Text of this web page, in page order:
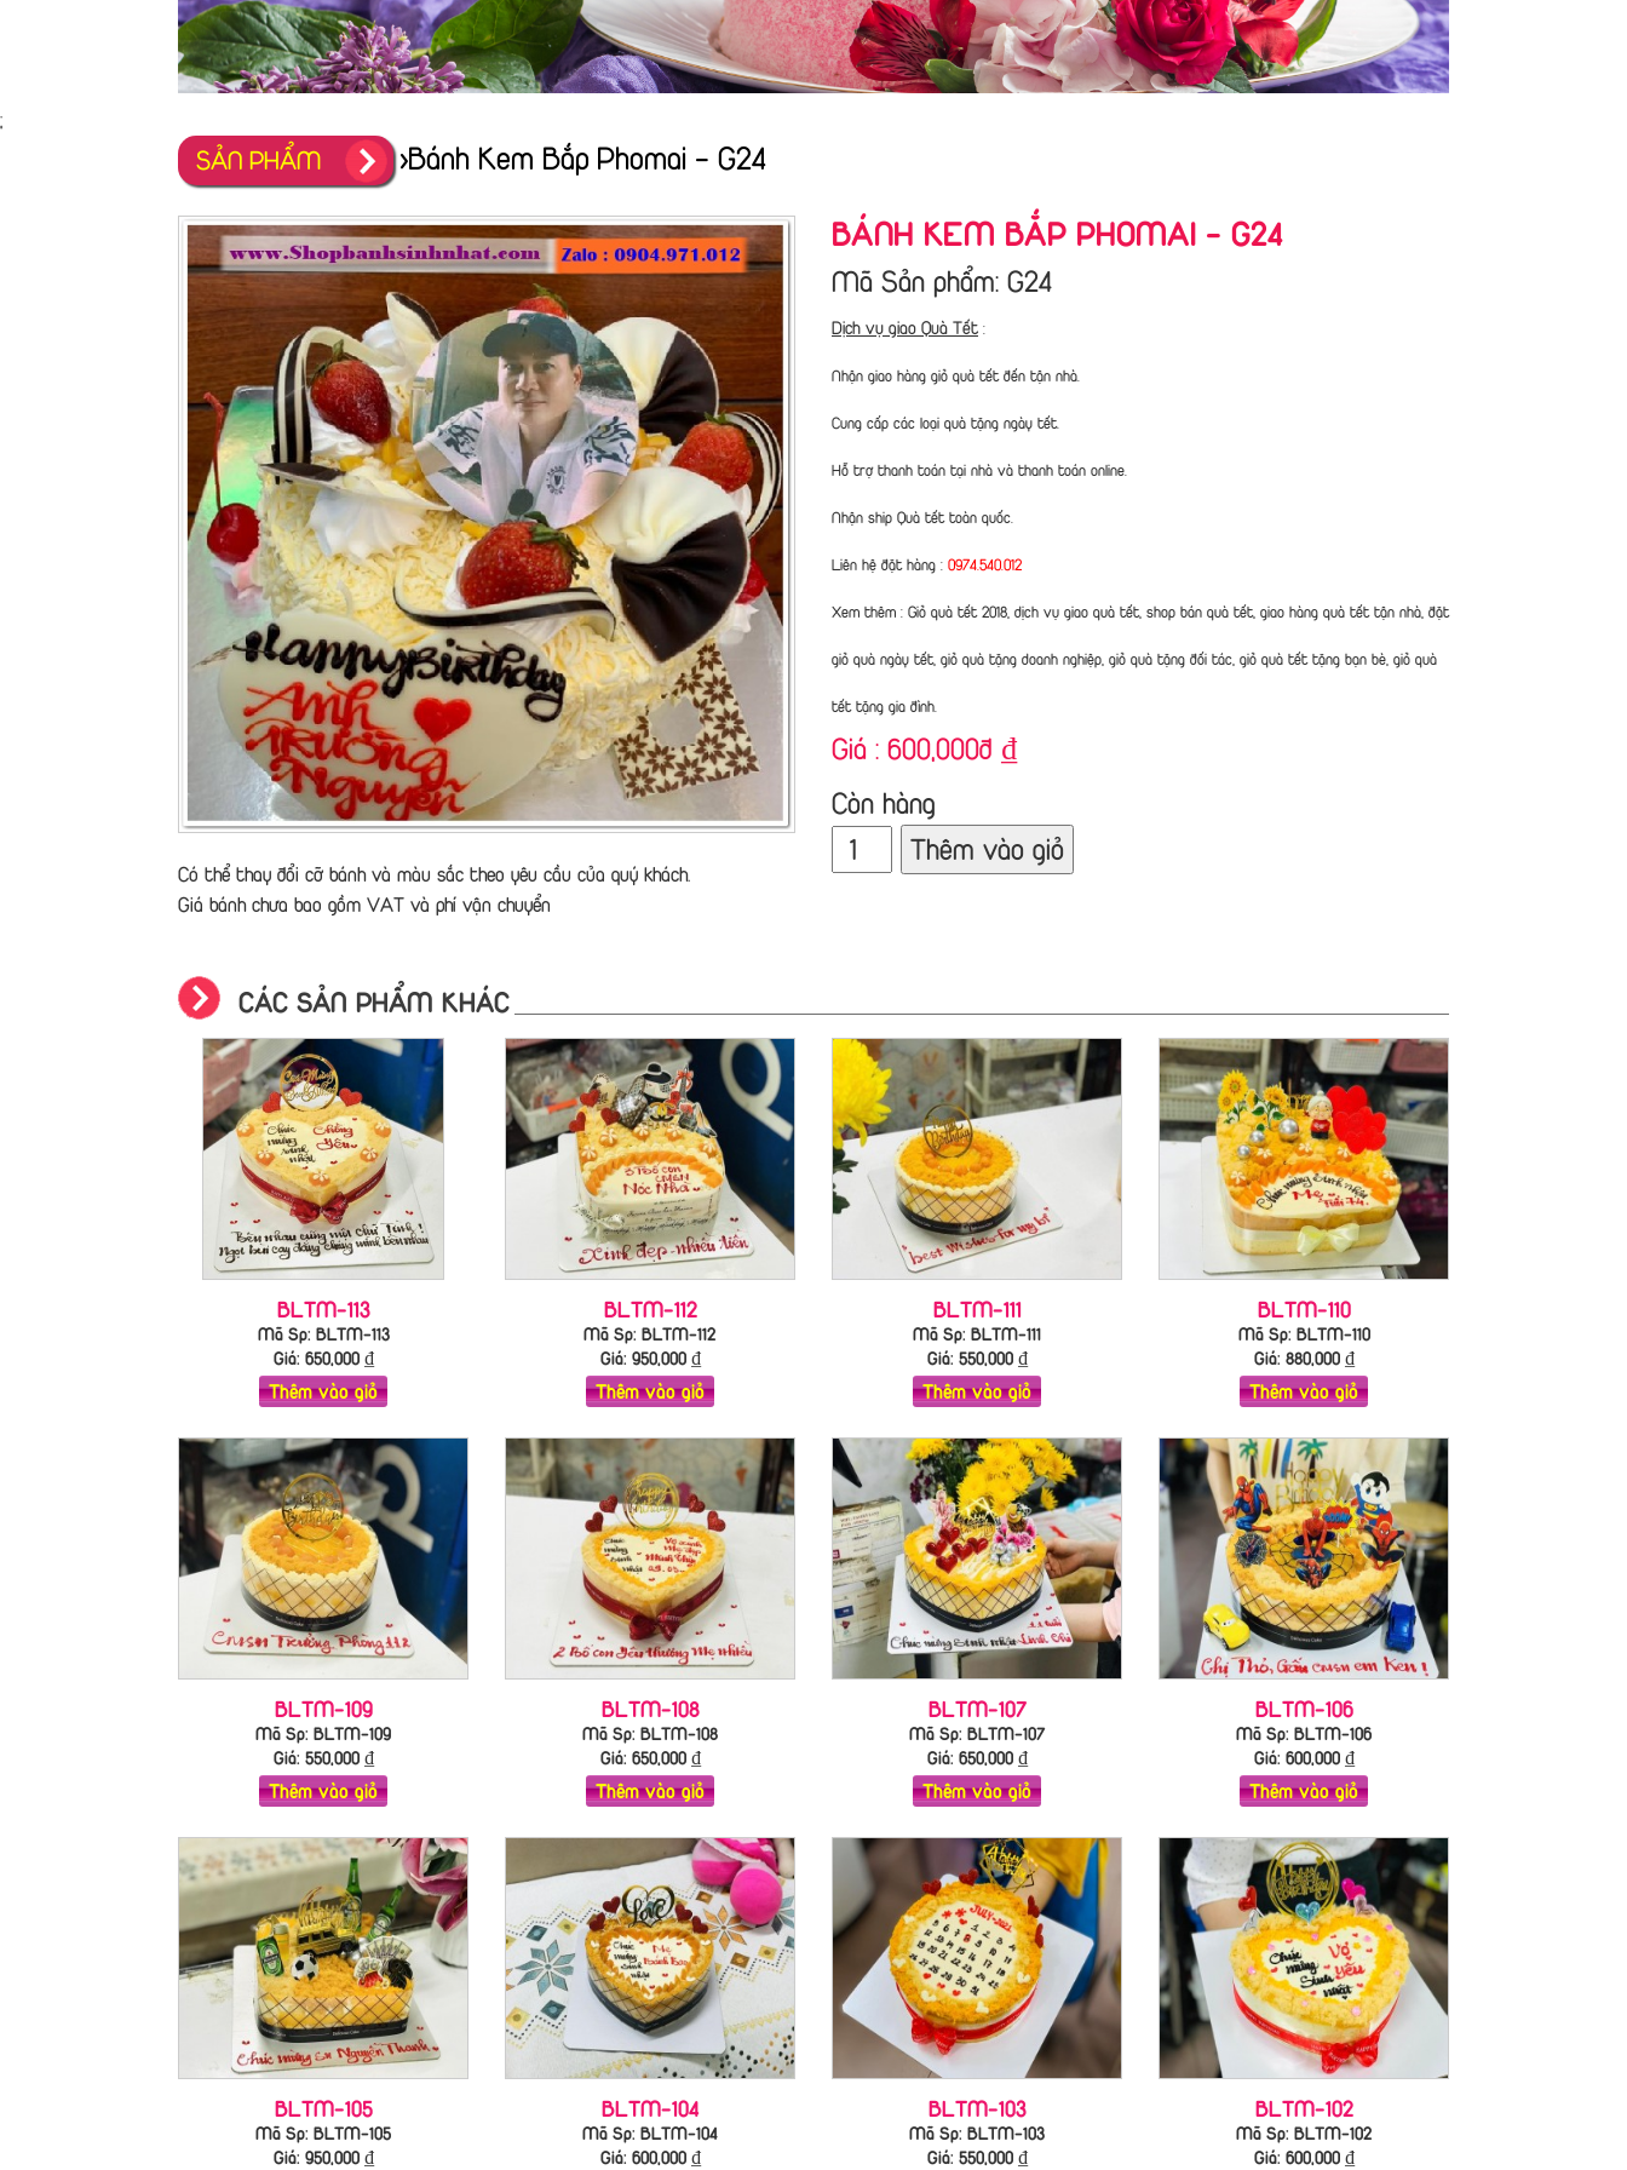
;
SẢN PHẨM >Bánh Kem Bắp Phomai - G24
Có thể thay đổi cỡ bánh và màu sắc theo yêu cầu của quý khách.
Giá bánh chưa bao gồm VAT và phí vận chuyển
BÁNH KEM BẮP PHOMAI - G24
Mã Sản phẩm: G24
Dịch vụ giao Quà Tết :
Nhận giao hàng giỏ quà tết đến tận nhà.
Cung cấp các loại quà tặng ngày tết.
Hỗ trợ thanh toán tại nhà và thanh toán online.
Nhận ship Quà tết toàn quốc.
Liên hệ đặt hàng : 0974.540.012
Xem thêm : Giỏ quà tết 2018, dịch vụ giao quà tết, shop bán quà tết, giao hàng quà tết tận nhà, đặt
giỏ quà ngày tết, giỏ quà tặng doanh nghiệp, giỏ quà tặng đối tác, giỏ quà tết tặng bạn bè, giỏ quà
tết tặng gia đình.
Giá : 600,000đ ₫
Còn hàng
Thêm vào giỏ
CÁC SẢN PHẨM KHÁC
BLTM-113
Mã Sp: BLTM-113
Giá: 650,000₫
Thêm vào giỏ
BLTM-112
Mã Sp: BLTM-112
Giá: 950,000₫
Thêm vào giỏ
BLTM-111
Mã Sp: BLTM-111
Giá: 550,000₫
Thêm vào giỏ
BLTM-110
Mã Sp: BLTM-110
Giá: 880,000₫
Thêm vào giỏ
BLTM-109
Mã Sp: BLTM-109
Giá: 550,000₫
Thêm vào giỏ
BLTM-108
Mã Sp: BLTM-108
Giá: 650,000₫
Thêm vào giỏ
BLTM-107
Mã Sp: BLTM-107
Giá: 650,000₫
Thêm vào giỏ
BLTM-106
Mã Sp: BLTM-106
Giá: 600,000₫
Thêm vào giỏ
BLTM-105
Mã Sp: BLTM-105
Giá: 950,000₫
BLTM-104
Mã Sp: BLTM-104
Giá: 600,000₫
BLTM-103
Mã Sp: BLTM-103
Giá: 550,000₫
BLTM-102
Mã Sp: BLTM-102
Giá: 600,000₫